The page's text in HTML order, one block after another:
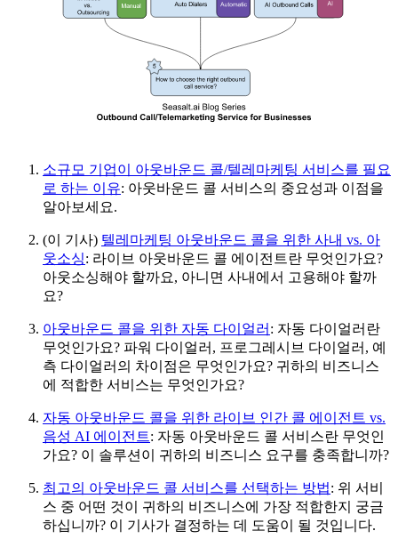
소규모 기업이 아웃바운드 콜/텔레마케팅 서비스를 필요
로 하는 이유: 아웃바운드 콜 서비스의 중요성과 이점을
알아보세요.
(이 기사) 텔레마케팅 아웃바운드 콜을 위한 사내 vs. 아
웃소싱: 라이브 아웃바운드 콜 에이전트란 무엇인가요?
아웃소싱해야 할까요, 아니면 사내에서 고용해야 할까
요?
아웃바운드 콜을 위한 자동 다이얼러 : 자동 다이얼러란
무엇인가요? 파워 다이얼러, 프로그레시브 다이얼러, 예
측 다이얼러의 차이점은 무엇인가요? 귀하의 비즈니스
에 적합한 서비스는 무엇인가요?
자동 아웃바운드 콜을 위한 라이브 인간 콜 에이전트 vs.
음성 AI 에이전트: 자동 아웃바운드 콜 서비스란 무엇인
가요? 이 솔루션이 귀하의 비즈니스 요구를 충족합니까?
최고의 아웃바운드 콜 서비스를 선택하는 방법: 위 서비
스 중 어떤 것이 귀하의 비즈니스에 가장 적합한지 궁금
하십니까? 이 기사가 결정하는 데 도움이 될 것입니다.